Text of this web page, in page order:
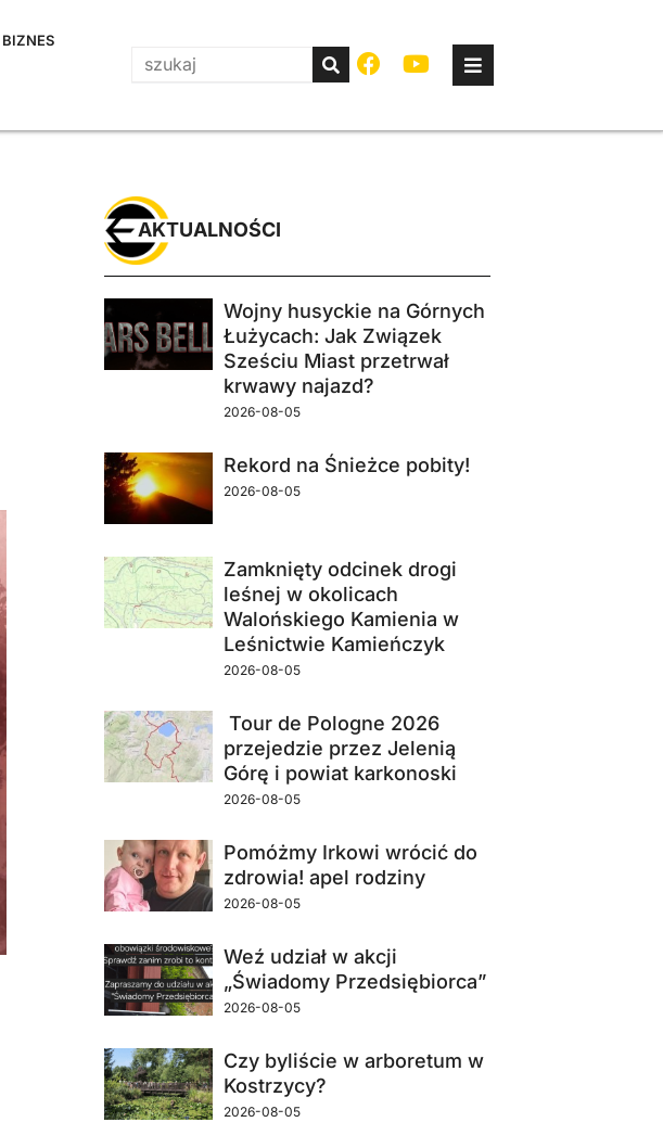
BIZNES
Wojny husyckie na Górnych
Łużycach: Jak Związek
Sześciu Miast przetrwał
krwawy najazd?
2026-08-05
Rekord na Śnieżce pobity!
2026-08-05
Zamknięty odcinek drogi
leśnej w okolicach
Walońskiego Kamienia w
Leśnictwie Kamieńczyk
2026-08-05
Tour de Pologne 2026
przejedzie przez Jelenią
Górę i powiat karkonoski
2026-08-05
Pomóżmy Irkowi wrócić do
zdrowia! apel rodziny
2026-08-05
Weź udział w akcji
„Świadomy Przedsiębiorca”
2026-08-05
Czy byliście w arboretum w
Kostrzycy?
2026-08-05
AKTUALNOŚCI